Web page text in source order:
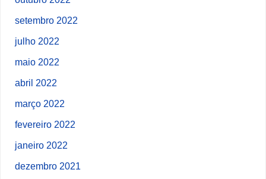
setembro 2022
julho 2022
maio 2022
abril 2022
março 2022
fevereiro 2022
janeiro 2022
dezembro 2021